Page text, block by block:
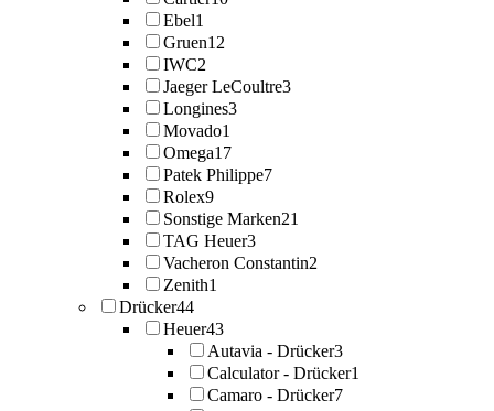
Ebel1
Gruen12
IWC2
Jaeger LeCoultre3
Longines3
Movado1
Omega17
Patek Philippe7
Rolex9
Sonstige Marken21
TAG Heuer3
Vacheron Constantin2
Zenith1
Drücker44
Heuer43
Autavia - Drücker3
Calculator - Drücker1
Camaro - Drücker7